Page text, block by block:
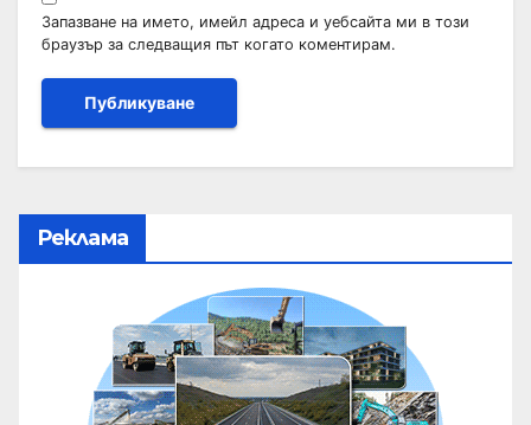
Запазване на името, имейл адреса и уебсайта ми в този
браузър за следващия път когато коментирам.
Реклама